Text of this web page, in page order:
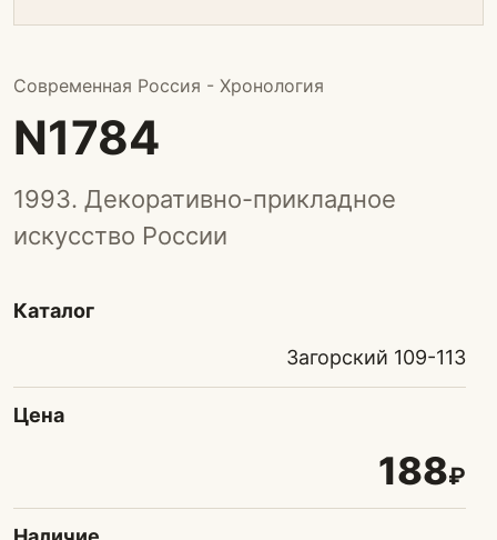
Современная Россия - Хронология
N1784
1993. Декоративно-прикладное
искусство России
Каталог
Загорский 109-113
Цена
188₽